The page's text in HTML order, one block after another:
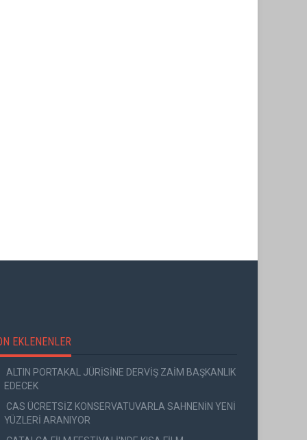
EKLENENLER
ALTIN PORTAKAL JÜRİSİNE DERVİŞ ZAİM BAŞKANLIK
EDECEK
CAS ÜCRETSİZ KONSERVATUVARLA SAHNENİN YENİ
YÜZLERİ ARANIYOR